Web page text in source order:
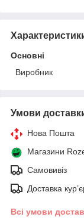
Основні
Виробник
Умови
Нова Пошта
Магазини
Самовивіз
Доставка
Всі умови